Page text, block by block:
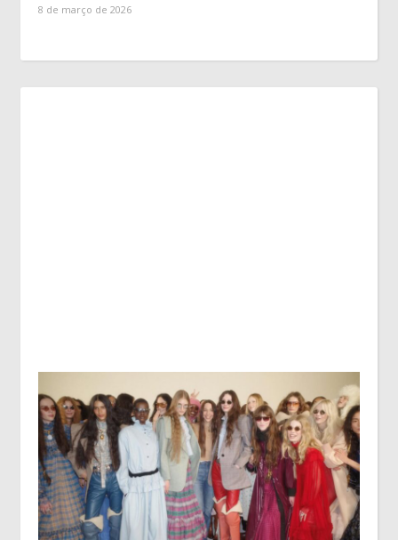
8 de março de 2026